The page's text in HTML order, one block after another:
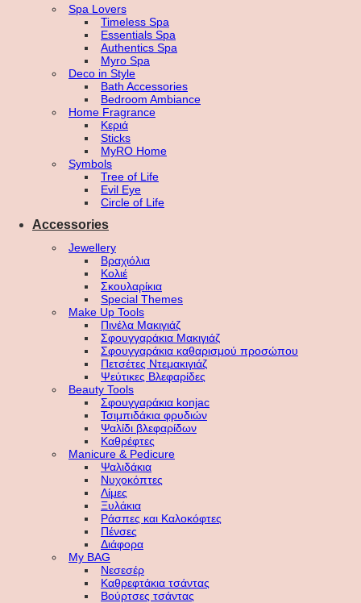
Spa Lovers
Timeless Spa
Essentials Spa
Authentics Spa
Myro Spa
Deco in Style
Bath Accessories
Bedroom Ambiance
Home Fragrance
Κεριά
Sticks
MyRO Home
Symbols
Tree of Life
Evil Eye
Circle of Life
Accessories
Jewellery
Βραχιόλια
Κολιέ
Σκουλαρίκια
Special Themes
Make Up Tools
Πινέλα Μακιγιάζ
Σφουγγαράκια Μακιγιάζ
Σφουγγαράκια καθαρισμού προσώπου
Πετσέτες Ντεμακιγιάζ
Ψεύτικες Βλεφαρίδες
Beauty Tools
Σφουγγαράκια konjac
Τσιμπιδάκια φρυδιών
Ψαλίδι βλεφαρίδων
Καθρέφτες
Manicure & Pedicure
Ψαλιδάκια
Νυχοκόπτες
Λίμες
Ξυλάκια
Ράσπες και Καλοκόφτες
Πένσες
Διάφορα
My BAG
Νεσεσέρ
Καθρεφτάκια τσάντας
Βούρτσες τσάντας